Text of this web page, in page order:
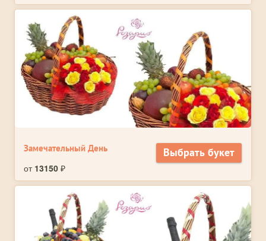
Замечательный День
от 13150 ₽
Выбрать букет